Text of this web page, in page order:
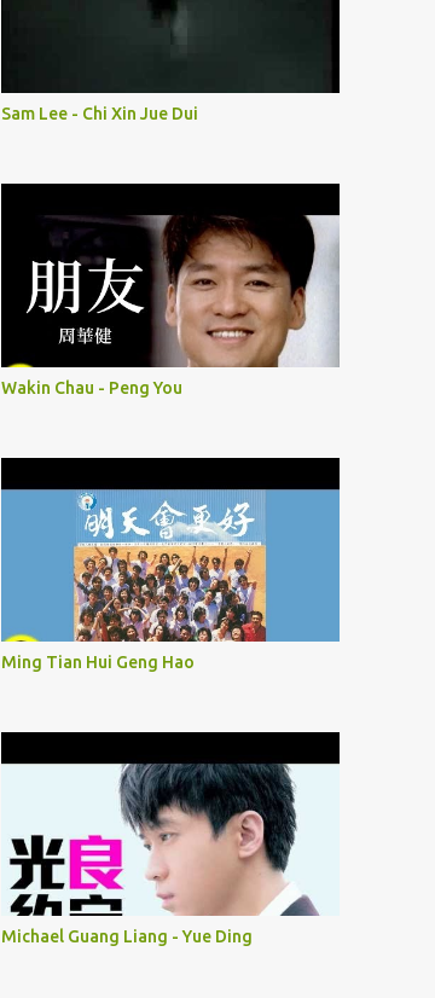
Sam Lee - Chi Xin Jue Dui
Wakin Chau - Peng You
Ming Tian Hui Geng Hao
Michael Guang Liang - Yue Ding